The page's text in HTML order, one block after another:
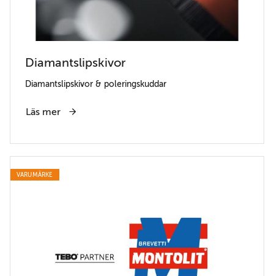
Diamantslipskivor
Diamantslipskivor & poleringskuddar
Läs mer
VARUMÄRKE